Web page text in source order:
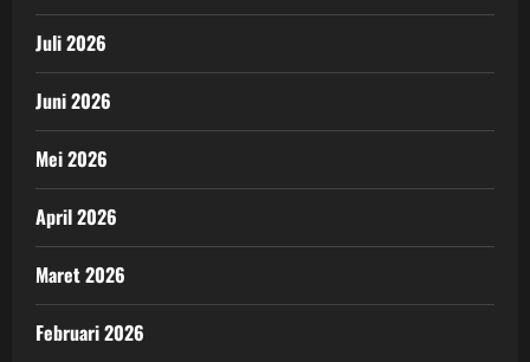
Juli 2026
Juni 2026
Mei 2026
April 2026
Maret 2026
Februari 2026